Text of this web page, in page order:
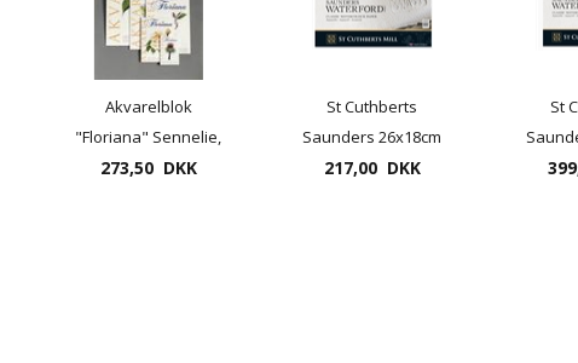
Akvarelblok
"Floriana" Sennelie,
300gra, 40x50cm
273,50 DKK
St Cuthberts
Saunders 26x18cm
Waterford 20blade
217,00 DKK
St